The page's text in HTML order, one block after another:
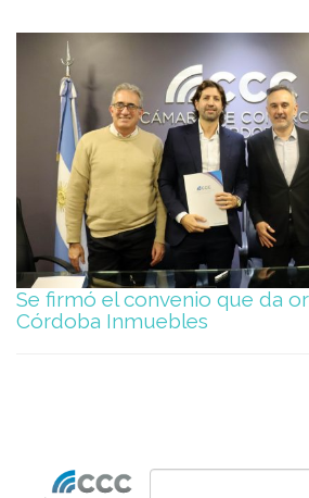
Se firmó el convenio que da
Córdoba Inmuebles